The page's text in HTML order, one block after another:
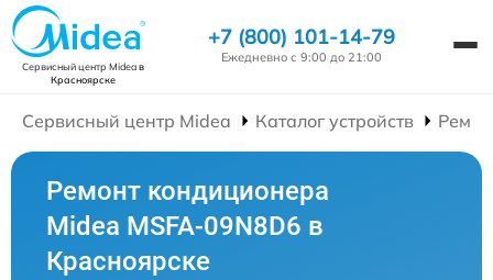
Сервисный центр Mideaв
Красноярске
+7 (800) 101-14-79
Ежедневно с 9:00 до 21:00
Сервисный центр Midea Каталог устройств
Ремонт кондиционера
Midea MSFA-09N8D6 в
Красноярске